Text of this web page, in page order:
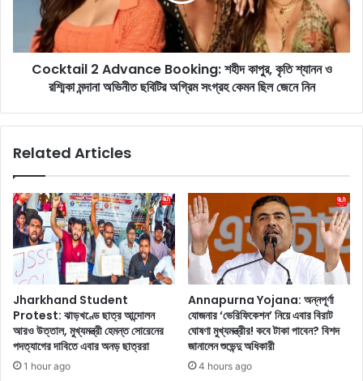
:
লে
ন
এ
সি
চা
লা
নো
উ
চি
ত
?
ঠি
2
c
o
o
k
i
n
:
শ
হী
দ
Cocktail 2 Advance Booking: শহীদ কাপুর, কৃতি শ্যানন ও
রশ্মিকা মন্দানা অভিনীত ছবিটির অগ্রিম সংগ্রহ কেমন ছিল জেনে নিন
Related Articles
Jharkhand Student
Protest: ঝাড়খণ্ডে ছাত্র আন্দোলন
আরও উত্তাল, মুখ্যমন্ত্রী হেমন্ত সোরেনের
পদত্যাগের দাবিতে এবার অনড় ছাত্ররা
1 hour ago
Annapurna Yojana: অন্নপূর্ণা
যোজনার ‘ভেরিফিকেশন’ নিয়ে এবার বিরাট
ঘোষণা মুখ্যমন্ত্রীর! কবে টাকা পাবেন? বিশদ
জানালেন শুভেন্দু অধিকারী
4 hours ago